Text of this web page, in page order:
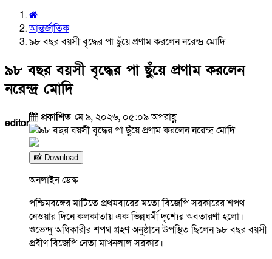
আন্তর্জাতিক
৯৮ বছর বয়সী বৃদ্ধের পা ছুঁয়ে প্রণাম করলেন নরেন্দ্র মোদি
৯৮ বছর বয়সী বৃদ্ধের পা ছুঁয়ে প্রণাম করলেন
নরেন্দ্র মোদি
editor প্রকাশিত মে ৯, ২০২৬, ০৫:০৯ অপরাহ্ণ
📸 Download
অনলাইন ডেস্ক
পশ্চিমবঙ্গের মাটিতে প্রথমবারের মতো বিজেপি সরকারের শপথ
নেওয়ার দিনে কলকাতায় এক ভিন্নধর্মী দৃশ্যের অবতারণা হলো।
শুভেন্দু অধিকারীর শপথ গ্রহণ অনুষ্ঠানে উপস্থিত ছিলেন ৯৮ বছর বয়সী
প্রবীণ বিজেপি নেতা মাখনলাল সরকার।